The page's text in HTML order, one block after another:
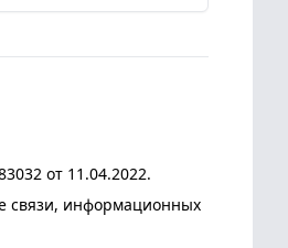
от 11.04.2022.
связи, информационных